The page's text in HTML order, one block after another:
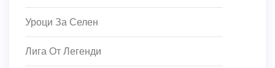
Уроци За Селен
Лига От Легенди